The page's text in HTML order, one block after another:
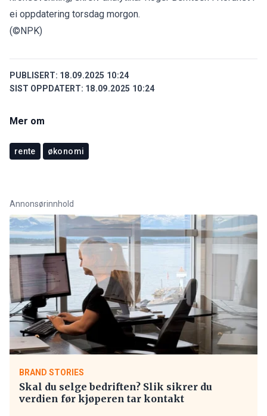
ei oppdatering torsdag morgon.
(©NPK)
PUBLISERT: 18.09.2025 10:24
SIST OPPDATERT: 18.09.2025 10:24
Mer om
rente økonomi
Annonsørinnhold
BRAND STORIES
Skal du selge bedriften? Slik sikrer du
verdien før kjøperen tar kontakt